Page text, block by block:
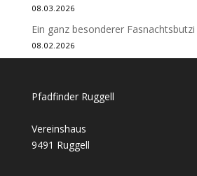
08.03.2026
Ein ganz besonderer Fasnachtsbutzi
08.02.2026
Pfadfinder Ruggell
Vereinshaus
9491 Ruggell